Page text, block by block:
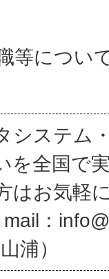
等につい
システム
を全国で
はお気軽
：
浦）